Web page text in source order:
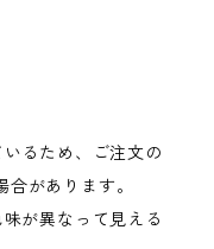
るため、ご注文の
があります。
が異なって見える